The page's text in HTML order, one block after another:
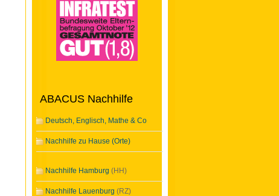
ABACUS Nachhilfe
Deutsch, Englisch, Mathe & Co
Nachhilfe zu Hause (Orte)
Nachhilfe Hamburg (HH)
Nachhilfe Lauenburg (RZ)